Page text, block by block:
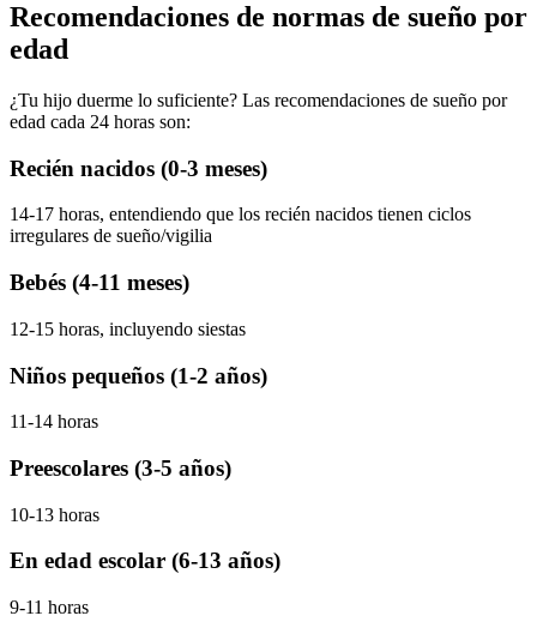
Recomendaciones de normas de sueño por
edad
¿Tu hijo duerme lo suficiente? Las recomendaciones de sueño por
edad cada 24 horas son:
Recién nacidos (0-3 meses)
14-17 horas, entendiendo que los recién nacidos tienen ciclos
irregulares de sueño/vigilia
Bebés (4-11 meses)
12-15 horas, incluyendo siestas
Niños pequeños (1-2 años)
11-14 horas
Preescolares (3-5 años)
10-13 horas
En edad escolar (6-13 años)
9-11 horas